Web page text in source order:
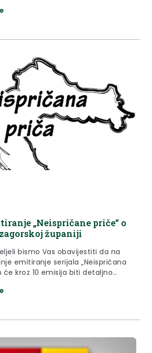
„Neispričane priče“ o
županiji
bismo Vas obavijestiti da na
emitiranje serijala „Neispričana
će kroz 10 emisija biti detaljno